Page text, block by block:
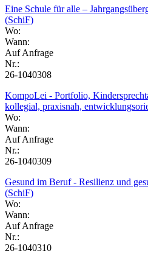
Eine Schule für alle –
(SchiF)
Wo:
Wann:
Auf Anfrage
Nr.:
26-1040308
KompoLei - Portfolio,
kollegial, praxisnah,
Wo:
Wann:
Auf Anfrage
Nr.:
26-1040309
Gesund im Beruf - Resilienz und
(SchiF)
Wo:
Wann:
Auf Anfrage
Nr.:
26-1040310